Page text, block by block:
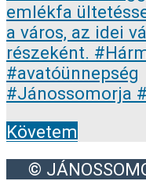
Követem
©